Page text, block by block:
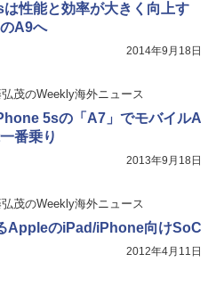
性能と効率が大きく向上す
A9へ
2014年9月18日
茂のWeekly海外ニュース
5sの「A7」でモバイルA
番乗り
2013年9月18日
茂のWeekly海外ニュース
AppleのiPad/iPhone向けSoC
2012年4月11日